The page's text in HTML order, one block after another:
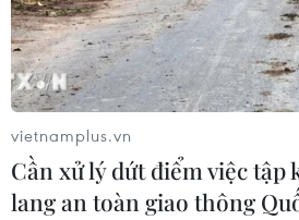
Xuân Trường đầy cơ hội
thủ hay nhất AFF Cup
vietnamplus.vn
Cần xử lý dứt điểm việc tập
lang an toàn giao thông